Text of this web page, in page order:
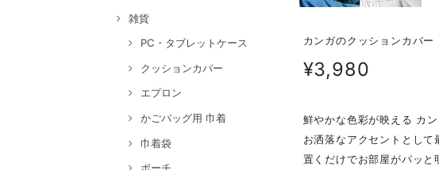
雑貨
PC・タブレットケース
クッションカバー
エプロン
かごバッグ用 巾着
巾着袋
カンガのクッションカバ
¥3,980
鮮やかな色彩が映える カ
お洒落なアクセントとして
置くだけでお部屋がパッと